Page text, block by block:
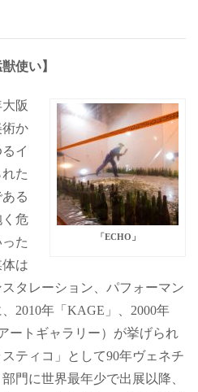
使い】
「ECHO」
阪
か
イ
た
る
危
た
は
タレーション、パフォーマン
2010年「KAGE」、2000年
ートギャラリー）が挙げられ
ティコ」として90年ヴェネチ
門に世界最年少で出展以降、